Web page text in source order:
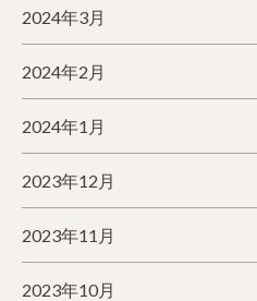
2024年3月
2024年2月
2024年1月
2023年12月
2023年11月
2023年10月